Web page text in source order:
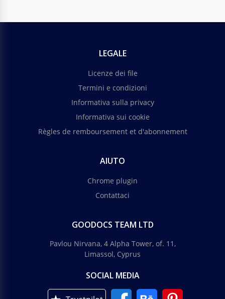
LEGALE
Licenze dei file
Termini e condizioni
Informativa sulla privacy
Informativa sui cookie
Règles de remboursement et d'abonnement
AIUTO
Chrome plugin
Contattaci
GOODOCS TEAM LTD
Pavlou Nirvana, 4 Alpha Tower, of. 11,
Limassol, Cyprus
SOCIAL MEDIA